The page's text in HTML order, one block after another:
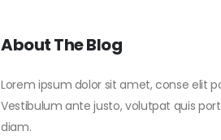
About The Blog
Lorem ipsum dolor sit amet, conse elit
Vestibulum ante justo, volutpat quis
diam.